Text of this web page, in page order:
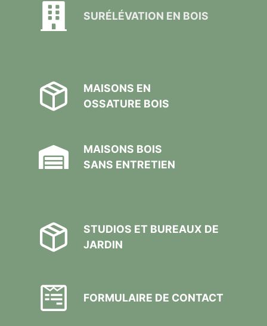
SURÉLÉVATION EN BOIS
MAISONS EN
OSSATURE BOIS
MAISONS BOIS
SANS ENTRETIEN
STUDIOS ET BUREAUX DE
JARDIN
FORMULAIRE DE CONTACT